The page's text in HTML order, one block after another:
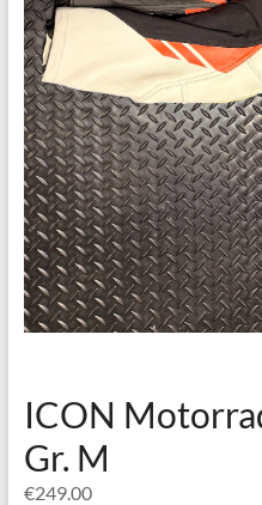
ICON
Gr. M
€249.00